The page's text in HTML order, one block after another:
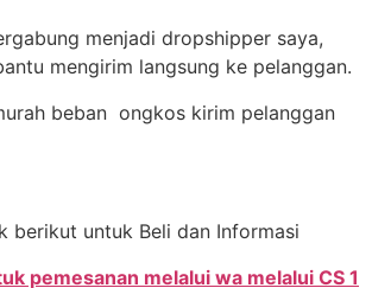
menjadi dropshipper saya,
mengirim langsung ke pelanggan.
beban ongkos kirim pelanggan
berikut untuk Beli dan Informasi
pemesanan melalui wa melalui CS 1